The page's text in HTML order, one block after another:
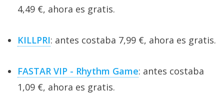
4,49 €, ahora es gratis.
KILLPRI: antes costaba 7,99 €, ahora es gratis.
FASTAR VIP - Rhythm Game: antes costaba
1,09 €, ahora es gratis.